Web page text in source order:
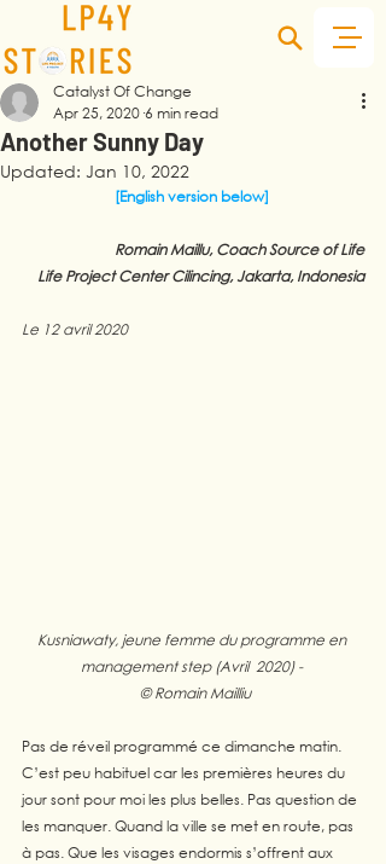
Another Sunny Day
Catalyst Of Change
Apr 25, 2020 6 min read
Updated: Jan 10, 2022
[English version below]
Romain Maillu, Coach Source of Life
Life Project Center Cilincing, Jakarta, Indonesia
Le 12 avril 2020
Kusniawaty, jeune femme du programme en
management step (Avril  2020) -
© Romain Mailliu
Pas de réveil programmé ce dimanche matin.
C’est peu habituel car les premières heures du
jour sont pour moi les plus belles. Pas question de
les manquer. Quand la ville se met en route, pas
à pas. Que les visages endormis s’offrent aux